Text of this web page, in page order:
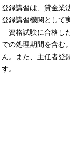
登録講習は、貸金業
登録講習機関として
資格試験に合格し
での処理期間を含む
ん。また、主任者登
す。